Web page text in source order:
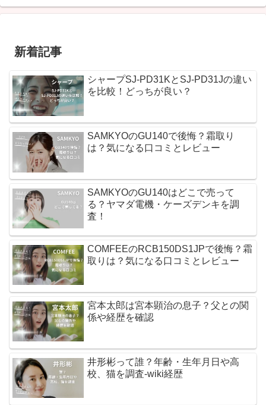
新着記事
シャープSJ-PD31KとSJ-PD31Jの違い
を比較！どっちが良い？
SAMKYOのGU140で後悔？霜取り
は？気になる口コミとレビュー
SAMKYOのGU140はどこで売って
る？ヤマダ電機・ケーズデンキを調
査！
COMFEEのRCB150DS1JPで後悔？霜
取りは？気になる口コミとレビュー
宮本太郎は宮本顕治の息子？父との関
係や経歴を確認
井形彬って誰？年齢・生年月日や高
校、猫を調査-wiki経歴